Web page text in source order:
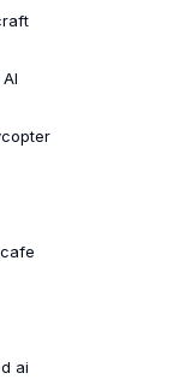
ai